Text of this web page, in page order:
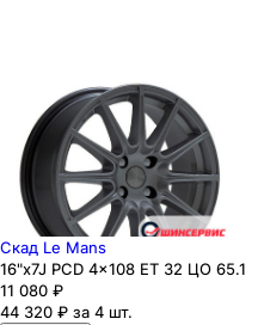
Скад Le Mans
16"x7J PCD 4x108 ЕТ 32 ЦО 65.1
11 080 ₽
44 320 ₽ за 4 шт.